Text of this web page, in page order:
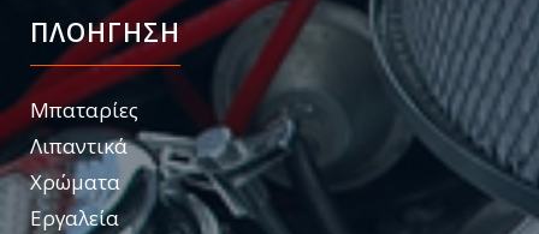
ΠΛΟΗΓΗΣΗ
Μπαταρίες
Λιπαντικά
Χρώματα
Εργαλεία